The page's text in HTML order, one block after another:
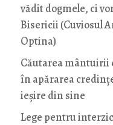
vădit dogmele, ci
Bisericii (Cuviosul
Optina)
Căutarea mântuirii
în apărarea
ieșire din sine
Lege pentru